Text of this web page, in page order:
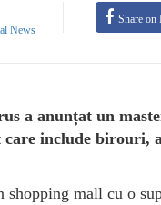
News
Share on
a anunțat un
include birouri,
shopping mall cu o